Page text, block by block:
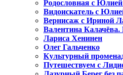
Родословная с
Видоискатель с
Вернисаж с Ириной
Валентина Калачёва.
Лариса Хенинен
Олег Гальченко
Культурный
Путешествуем с